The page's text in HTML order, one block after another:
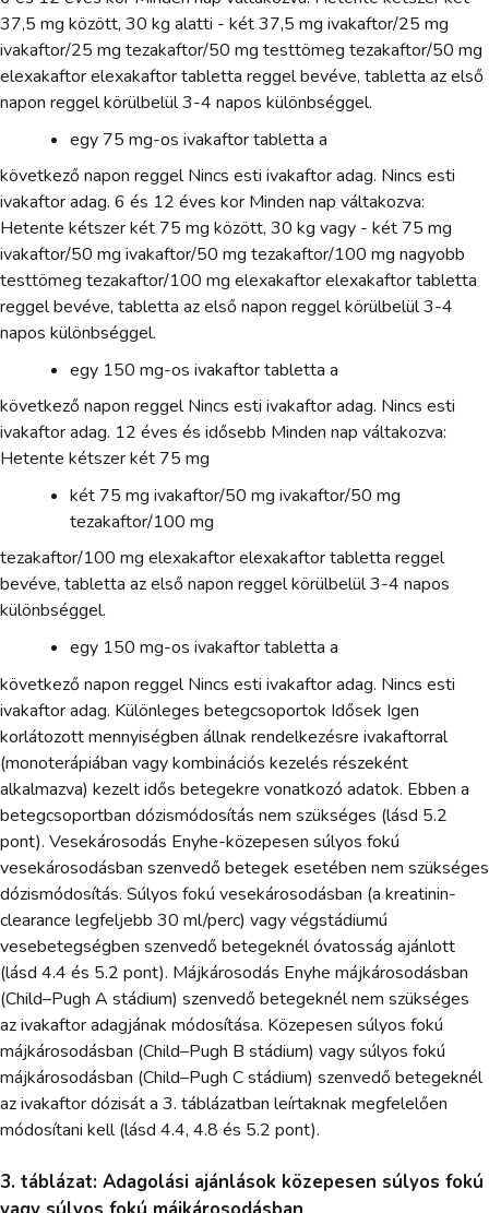
37,5 mg között, 30 kg alatti - két 37,5 mg ivakaftor/25 mg
ivakaftor/25 mg tezakaftor/50 mg testtömeg tezakaftor/50 mg
elexakaftor elexakaftor tabletta reggel bevéve, tabletta az első
napon reggel körülbelül 3-4 napos különbséggel.
egy 75 mg-os ivakaftor tabletta a
következő napon reggel Nincs esti ivakaftor adag. Nincs esti
ivakaftor adag. 6 és 12 éves kor Minden nap váltakozva:
Hetente kétszer két 75 mg között, 30 kg vagy - két 75 mg
ivakaftor/50 mg ivakaftor/50 mg tezakaftor/100 mg nagyobb
testtömeg tezakaftor/100 mg elexakaftor elexakaftor tabletta
reggel bevéve, tabletta az első napon reggel körülbelül 3-4
napos különbséggel.
egy 150 mg-os ivakaftor tabletta a
következő napon reggel Nincs esti ivakaftor adag. Nincs esti
ivakaftor adag. 12 éves és idősebb Minden nap váltakozva:
Hetente kétszer két 75 mg
két 75 mg ivakaftor/50 mg ivakaftor/50 mg
tezakaftor/100 mg
tezakaftor/100 mg elexakaftor elexakaftor tabletta reggel
bevéve, tabletta az első napon reggel körülbelül 3-4 napos
különbséggel.
egy 150 mg-os ivakaftor tabletta a
következő napon reggel Nincs esti ivakaftor adag. Nincs esti
ivakaftor adag. Különleges betegcsoportok Idősek Igen
korlátozott mennyiségben állnak rendelkezésre ivakaftorral
(monoterápiában vagy kombinációs kezelés részeként
alkalmazva) kezelt idős betegekre vonatkozó adatok. Ebben a
betegcsoportban dózismódosítás nem szükséges (lásd 5.2
pont). Vesekárosodás Enyhe-közepesen súlyos fokú
vesekárosodásban szenvedő betegek esetében nem szükséges
dózismódosítás. Súlyos fokú vesekárosodásban (a kreatinin-
clearance legfeljebb 30 ml/perc) vagy végstádiumú
vesebetegségben szenvedő betegeknél óvatosság ajánlott
(lásd 4.4 és 5.2 pont). Májkárosodás Enyhe májkárosodásban
(Child–Pugh A stádium) szenvedő betegeknél nem szükséges
az ivakaftor adagjának módosítása. Közepesen súlyos fokú
májkárosodásban (Child–Pugh B stádium) vagy súlyos fokú
májkárosodásban (Child–Pugh C stádium) szenvedő betegeknél
az ivakaftor dózisát a 3. táblázatban leírtaknak megfelelően
módosítani kell (lásd 4.4, 4.8 és 5.2 pont).
3. táblázat: Adagolási ajánlások közepesen súlyos fokú